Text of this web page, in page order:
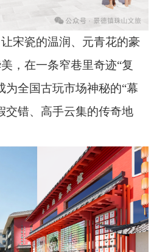
宋瓷的温润、元青花的豪
，在一条窄巷里奇迹“复
为全国古玩市场神秘的“幕
交错、高手云集的传奇地